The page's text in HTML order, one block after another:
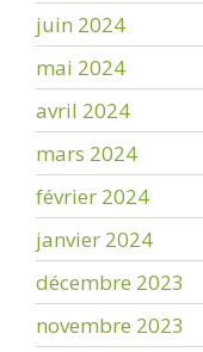
juin 2024
mai 2024
avril 2024
mars 2024
février 2024
janvier 2024
décembre 2023
novembre 2023